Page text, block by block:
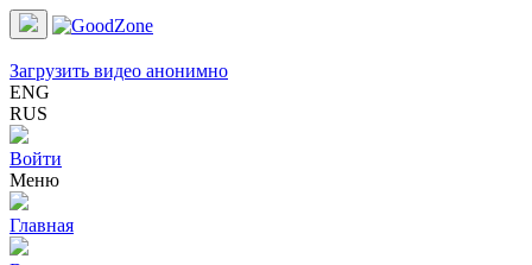
Загрузить видео анонимно
ENG
RUS
Войти
Меню
Главная